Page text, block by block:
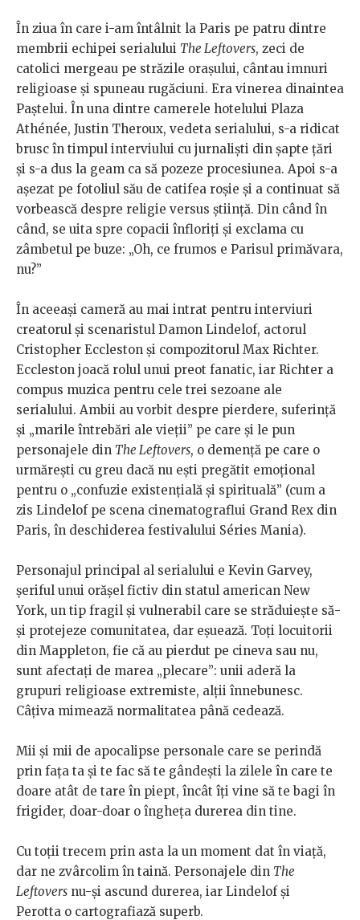
În ziua în care i-am întâlnit la Paris pe patru dintre
membrii echipei serialului The Leftovers, zeci de
catolici mergeau pe străzile orașului, cântau imnuri
religioase și spuneau rugăciuni. Era vinerea dinaintea
Paștelui. În una dintre camerele hotelului Plaza
Athénée, Justin Theroux, vedeta serialului, s-a ridicat
brusc în timpul interviului cu jurnaliști din șapte țări
și s-a dus la geam ca să pozeze procesiunea. Apoi s-a
așezat pe fotoliul său de catifea roșie și a continuat să
vorbească despre religie versus știință. Din când în
când, se uita spre copacii înfloriți și exclama cu
zâmbetul pe buze: „Oh, ce frumos e Parisul primăvara,
nu?”
În aceeași cameră au mai intrat pentru interviuri
creatorul și scenaristul Damon Lindelof, actorul
Cristopher Eccleston și compozitorul Max Richter.
Eccleston joacă rolul unui preot fanatic, iar Richter a
compus muzica pentru cele trei sezoane ale
serialului. Ambii au vorbit despre pierdere, suferință
și „marile întrebări ale vieții” pe care și le pun
personajele din The Leftovers, o demență pe care o
urmărești cu greu dacă nu ești pregătit emoțional
pentru o „confuzie existențială și spirituală” (cum a
zis Lindelof pe scena cinematograflui Grand Rex din
Paris, în deschiderea festivalului Séries Mania).
Personajul principal al serialului e Kevin Garvey,
șeriful unui orășel fictiv din statul american New
York, un tip fragil și vulnerabil care se străduiește să-
și protejeze comunitatea, dar eșuează. Toți locuitorii
din Mappleton, fie că au pierdut pe cineva sau nu,
sunt afectați de marea „plecare”: unii aderă la
grupuri religioase extremiste, alții înnebunesc.
Câțiva mimează normalitatea până cedează.
Mii și mii de apocalipse personale care se perindă
prin fața ta și te fac să te gândești la zilele în care te
doare atât de tare în piept, încât îți vine să te bagi în
frigider, doar-doar o îngheța durerea din tine.
Cu toții trecem prin asta la un moment dat în viață,
dar ne zvârcolim în taină. Personajele din The
Leftovers nu-și ascund durerea, iar Lindelof și
Perotta o cartografiază superb.